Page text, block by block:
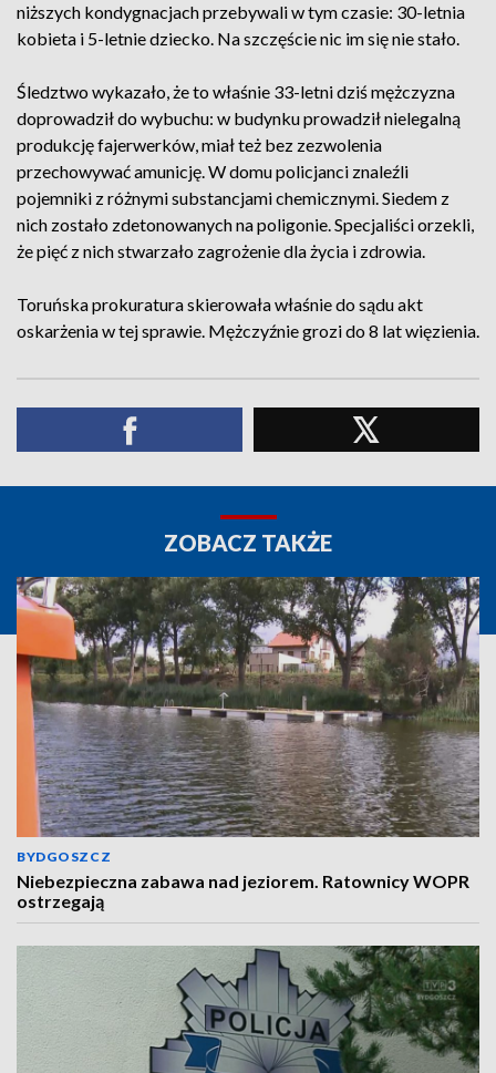
niższych kondygnacjach przebywali w tym czasie: 30-letnia
kobieta i 5-letnie dziecko. Na szczęście nic im się nie stało.
Śledztwo wykazało, że to właśnie 33-letni dziś mężczyzna
doprowadził do wybuchu: w budynku prowadził nielegalną
produkcję fajerwerków, miał też bez zezwolenia
przechowywać amunicję. W domu policjanci znaleźli
pojemniki z różnymi substancjami chemicznymi. Siedem z
nich zostało zdetonowanych na poligonie. Specjaliści orzekli,
że pięć z nich stwarzało zagrożenie dla życia i zdrowia.
Toruńska prokuratura skierowała właśnie do sądu akt
oskarżenia w tej sprawie. Mężczyźnie grozi do 8 lat więzienia.
ZOBACZ TAKŻE
BYDGOSZCZ
Niebezpieczna zabawa nad jeziorem. Ratownicy WOPR
ostrzegają